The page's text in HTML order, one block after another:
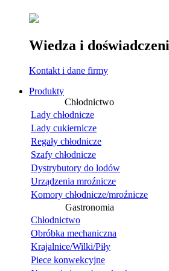
Wiedza i
Kontakt i dane firmy
Produkty
Chłodnictwo
Lady chłodnicze
Lady cukiernicze
Regały chłodnicze
Szafy chłodnicze
Dystrybutory do lodów
Urządzenia mroźnicze
Komory chłodnicze/mroźnicze
Gastronomia
Chłodnictwo
Obróbka mechaniczna
Krajalnice/Wilki/Piły
Piece konwekcyjne